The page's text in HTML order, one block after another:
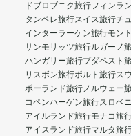
ドブロブニク旅行フィンラ
タンペレ旅行スイス旅行チ
インターラーケン旅行モン
サンモリッツ旅行ルガーノ
ハンガリー旅行ブダペスト
リスボン旅行ポルト旅行ス
ポーランド旅行ノルウェー
コペンハーゲン旅行スロベ
アイルランド旅行モナコ旅
アイスランド旅行マルタ旅